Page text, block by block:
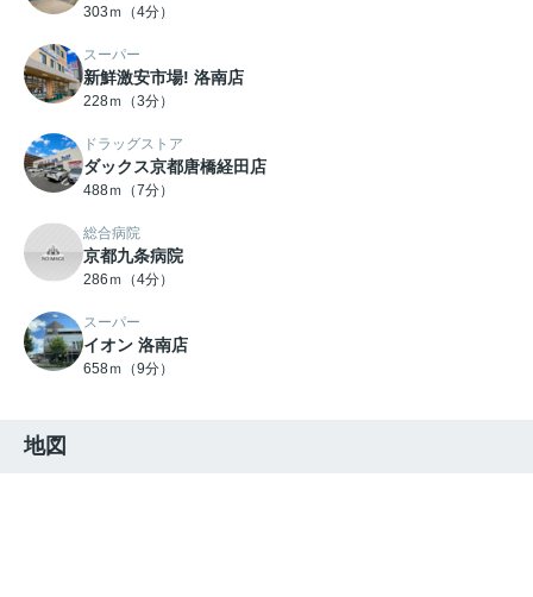
303ｍ（4分）
スーパー
新鮮激安市場! 洛南店
228ｍ（3分）
ドラッグストア
ダックス京都唐橋経田店
488ｍ（7分）
総合病院
京都九条病院
286ｍ（4分）
スーパー
イオン 洛南店
658ｍ（9分）
地図